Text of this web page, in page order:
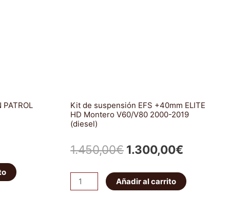
Kit de suspensión EFS +40mm ELITE
HD Montero V60/V80 2000-2019
(diesel)
1.450,00€ El
precio
original
1.300,00€
actual
Kit
de
Añadir al carrito